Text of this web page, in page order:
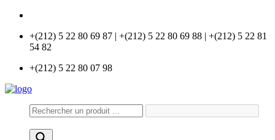
+(212) 5 22 80 69 87 | +(212) 5 22 80 69 88 | +(212) 5 22 81
54 82
+(212) 5 22 80 07 98